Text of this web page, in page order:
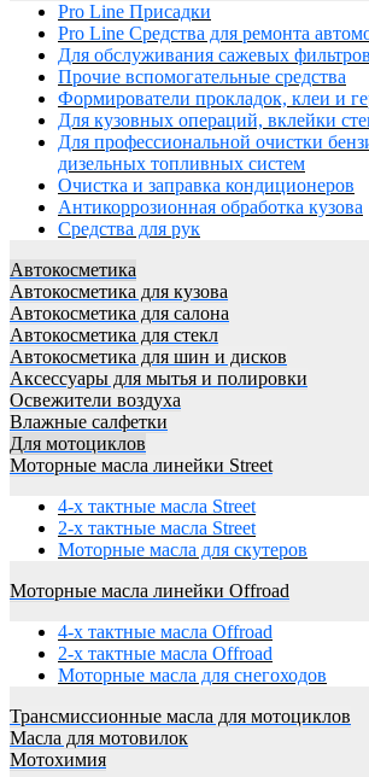
Pro Line Присадки
Pro Line Средства для ремонта
Для обслуживания сажевых фильтров
Прочие вспомогательные средства
Формирователи прокладок, клеи и
Для кузовных операций, вклейки
Для профессиональной очистки
дизельных топливных систем
Очистка и заправка кондиционеров
Антикоррозионная обработка кузова
Средства для рук
Автокосметика
Автокосметика для кузова
Автокосметика для салона
Автокосметика для стекл
Автокосметика для шин и дисков
Аксессуары для мытья и полировки
Освежители воздуха
Влажные салфетки
Для мотоциклов
Моторные масла линейки Street
4-х тактные масла Street
2-х тактные масла Street
Моторные масла для скутеров
Моторные масла линейки Offroad
4-х тактные масла Offroad
2-х тактные масла Offroad
Моторные масла для снегоходов
Трансмиссионные масла для мотоциклов
Масла для мотовилок
Мотохимия